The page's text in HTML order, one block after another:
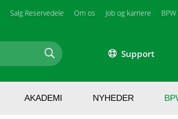
Salg Reservedele Om os Job og karriere
Support
AKADEMI NYHEDER